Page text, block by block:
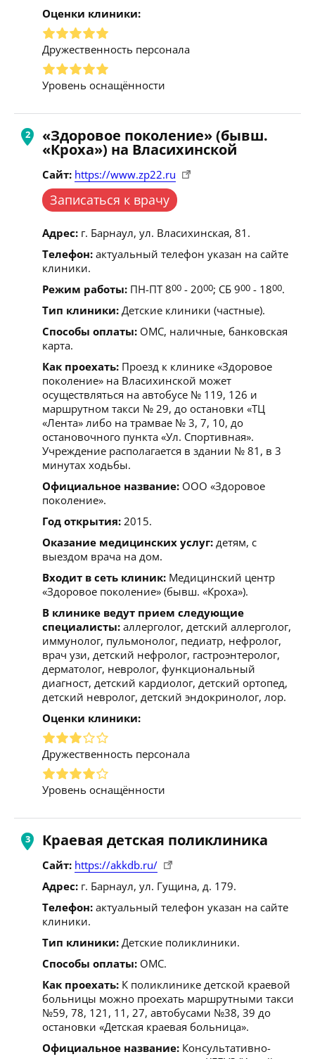
Оценки клиники:
Дружественность персонала
Уровень оснащённости
«Здоровое поколение» (бывш.
«Кроха») на Власихинской
Сайт: https://www.zp22.ru
Записаться к врачу
Адрес: г. Барнаул, ул. Власихинская, 81.
Телефон: актуальный телефон указан на сайте
клиники.
Режим работы: ПН-ПТ 800 - 2000; СБ 900 - 1800.
Тип клиники: Детские клиники (частные).
Способы оплаты: ОМС, наличные, банковская
карта.
Как проехать: Проезд к клинике «Здоровое
поколение» на Власихинской может
осуществляться на автобусе № 119, 126 и
маршрутном такси № 29, до остановки «ТЦ
«Лента» либо на трамвае № 3, 7, 10, до
остановочного пункта «Ул. Спортивная».
Учреждение располагается в здании № 81, в 3
минутах ходьбы.
Официальное название: ООО «Здоровое
поколение».
Год открытия: 2015.
Оказание медицинских услуг: детям, с
выездом врача на дом.
Входит в сеть клиник: Медицинский центр
«Здоровое поколение» (бывш. «Кроха»).
В клинике ведут прием следующие
специалисты: аллерголог, детский аллерголог,
иммунолог, пульмонолог, педиатр, нефролог,
врач узи, детский нефролог, гастроэнтеролог,
дерматолог, невролог, функциональный
диагност, детский кардиолог, детский ортопед,
детский невролог, детский эндокринолог, лор.
Оценки клиники:
Дружественность персонала
Уровень оснащённости
Краевая детская поликлиника
Сайт: https://akkdb.ru/
Адрес: г. Барнаул, ул. Гущина, д. 179.
Телефон: актуальный телефон указан на сайте
клиники.
Тип клиники: Детские поликлиники.
Способы оплаты: ОМС.
Как проехать: К поликлинике детской краевой
больницы можно проехать маршрутными такси
№59, 78, 121, 11, 27, автобусами №38, 39 до
остановки «Детская краевая больница».
Официальное название: Консультативно-